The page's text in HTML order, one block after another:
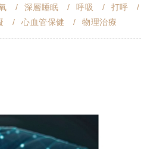
深層睡眠 呼吸 打呼
心血管保健 物理治療